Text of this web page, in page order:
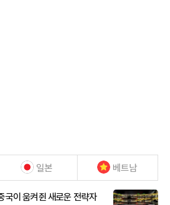
일본 베트남
이 움켜쥔 새로운 전략자